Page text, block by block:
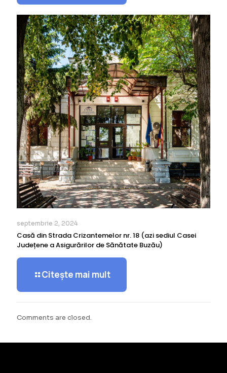
septembrie 2, 2024
Casă din Strada Crizantemelor nr. 18 (azi sediul Casei
Județene a Asigurărilor de Sănătate Buzău)
Citește mai mult
Comments are closed.